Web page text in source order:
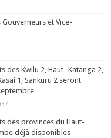
Gouverneurs et Vice-
des Kwilu 2, Haut- Katanga 2,
1, Sankuru 2 seront
des provinces du Haut-
déjà disponibles